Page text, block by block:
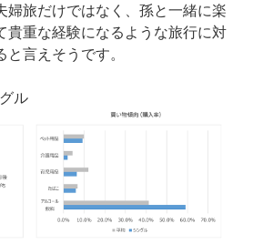
婦旅だけではなく、孫と一緒に楽
貴重な経験になるような旅行に対
言えそうです。
ル